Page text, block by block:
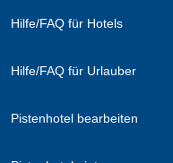
Hilfe/FAQ für Hotels
Hilfe/FAQ für Urlauber
Pistenhotel bearbeiten